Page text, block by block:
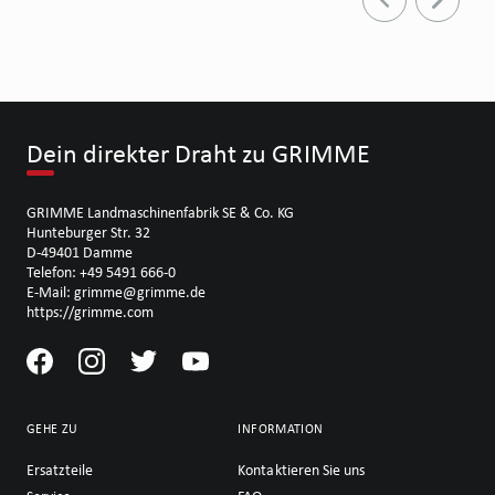
Dein direkter Draht zu GRIMME
GRIMME Landmaschinenfabrik SE & Co. KG
Hunteburger Str. 32
D-49401 Damme
Telefon: +49 5491 666-0
E-Mail: grimme@grimme.de
https://grimme.com
GEHE ZU
Ersatzteile
INFORMATION
Kontaktieren Sie uns